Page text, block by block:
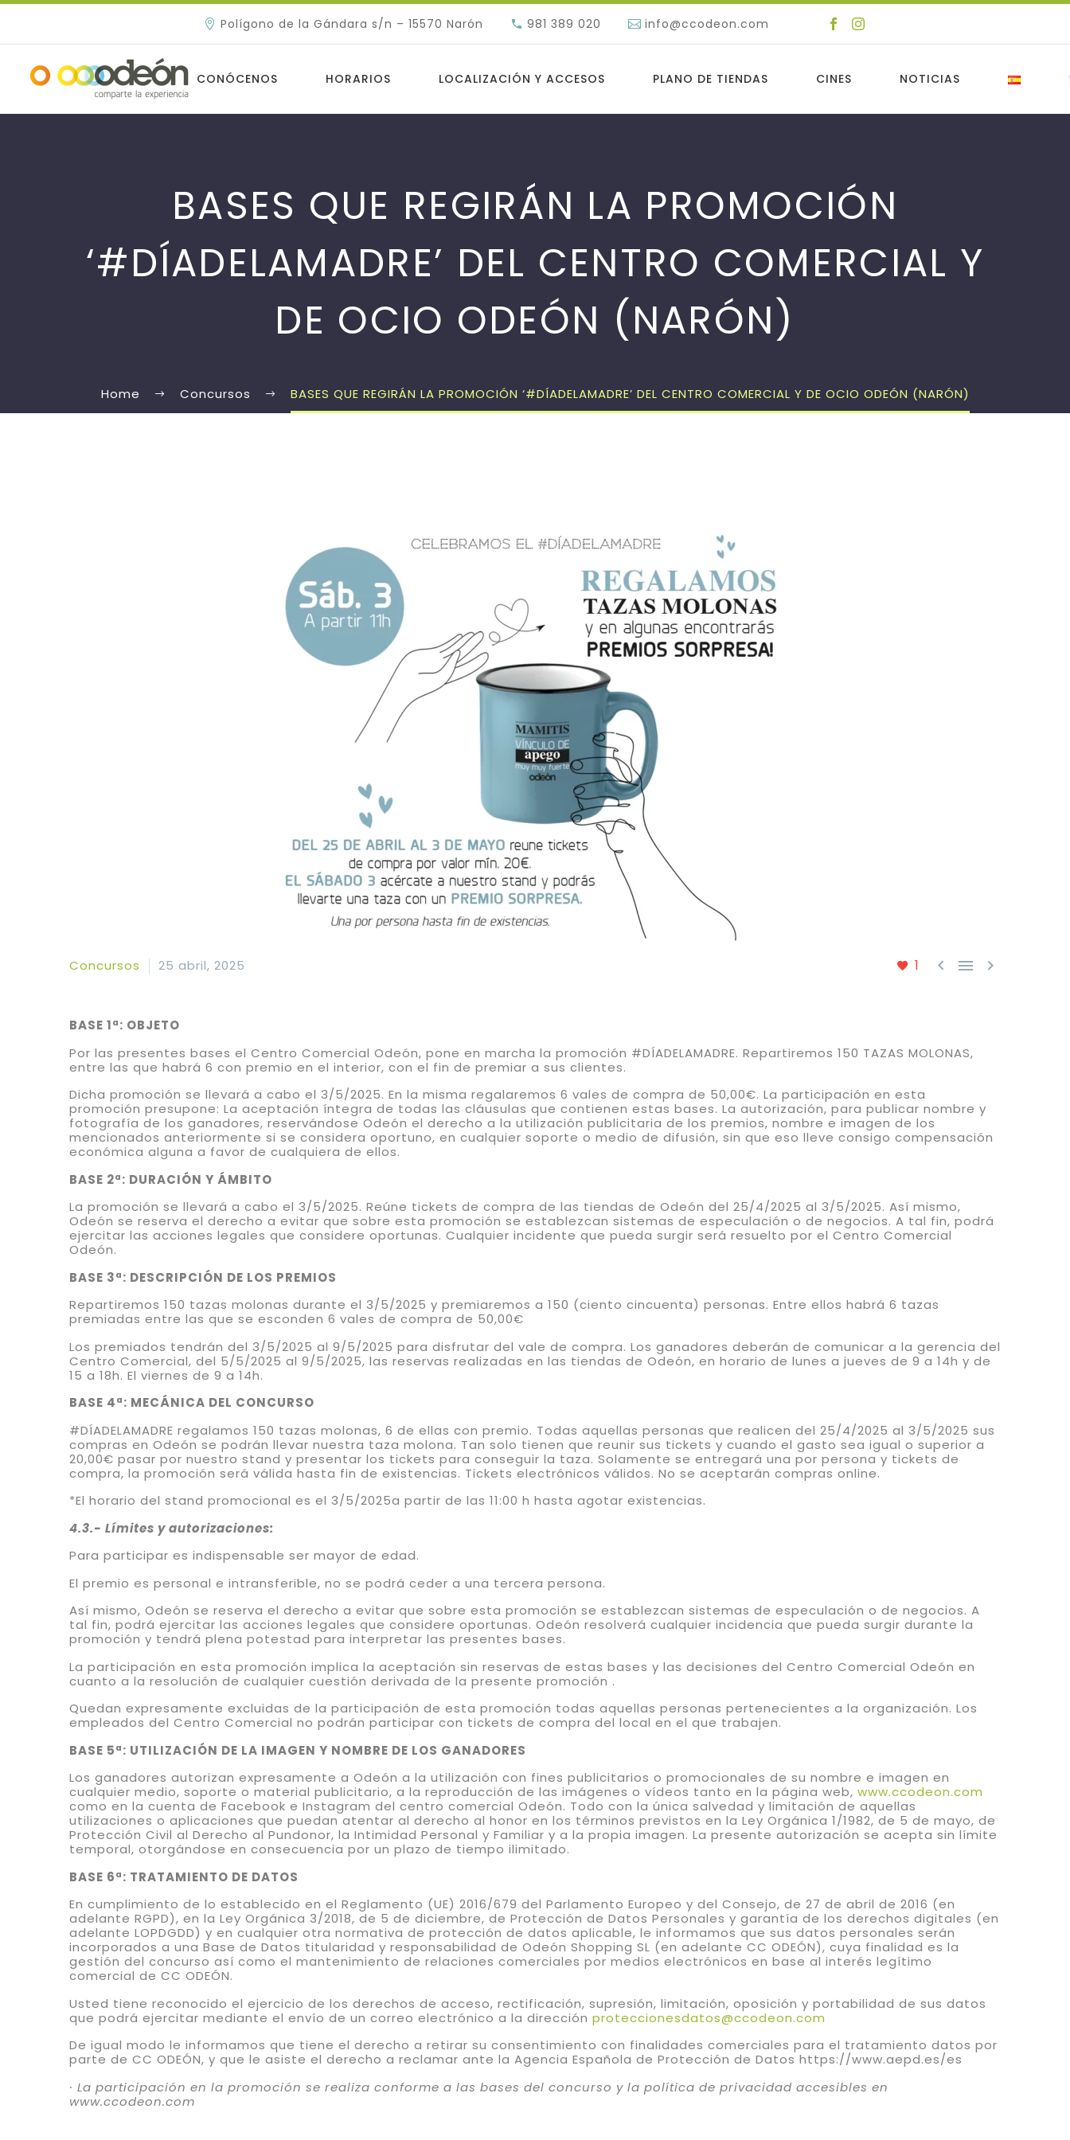
Polígono de la Gándara s/n – 15570 Narón 981 389 020 info@ccodeon.com
CONÓCENOS HORARIOS LOCALIZACIÓN Y ACCESOS PLANO DE TIENDAS CINES NOTICIAS
BASES QUE REGIRÁN LA PROMOCIÓN
‘#DÍADELAMADRE’ DEL CENTRO COMERCIAL Y
DE OCIO ODEÓN (NARÓN)
Home Concursos BASES QUE REGIRÁN LA PROMOCIÓN ‘#DÍADELAMADRE’ DEL CENTRO COMERCIAL Y DE OCIO ODEÓN (NARÓN)
1   
Concursos 25 abril, 2025
BASE 1ª: OBJETO
Por las presentes bases el Centro Comercial Odeón, pone en marcha la promoción #DÍADELAMADRE. Repartiremos 150 TAZAS MOLONAS,
entre las que habrá 6 con premio en el interior, con el fin de premiar a sus clientes.
Dicha promoción se llevará a cabo el 3/5/2025. En la misma regalaremos 6 vales de compra de 50,00€. La participación en esta
promoción presupone: La aceptación íntegra de todas las cláusulas que contienen estas bases. La autorización, para publicar nombre y
fotografía de los ganadores, reservándose Odeón el derecho a la utilización publicitaria de los premios, nombre e imagen de los
mencionados anteriormente si se considera oportuno, en cualquier soporte o medio de difusión, sin que eso lleve consigo compensación
económica alguna a favor de cualquiera de ellos.
BASE 2ª: DURACIÓN Y ÁMBITO
La promoción se llevará a cabo el 3/5/2025. Reúne tickets de compra de las tiendas de Odeón del 25/4/2025 al 3/5/2025. Así mismo,
Odeón se reserva el derecho a evitar que sobre esta promoción se establezcan sistemas de especulación o de negocios. A tal fin, podrá
ejercitar las acciones legales que considere oportunas. Cualquier incidente que pueda surgir será resuelto por el Centro Comercial
Odeón.
BASE 3ª: DESCRIPCIÓN DE LOS PREMIOS
Repartiremos 150 tazas molonas durante el 3/5/2025 y premiaremos a 150 (ciento cincuenta) personas. Entre ellos habrá 6 tazas
premiadas entre las que se esconden 6 vales de compra de 50,00€
Los premiados tendrán del 3/5/2025 al 9/5/2025 para disfrutar del vale de compra. Los ganadores deberán de comunicar a la gerencia del
Centro Comercial, del 5/5/2025 al 9/5/2025, las reservas realizadas en las tiendas de Odeón, en horario de lunes a jueves de 9 a 14h y de
15 a 18h. El viernes de 9 a 14h.
BASE 4ª: MECÁNICA DEL CONCURSO
#DÍADELAMADRE regalamos 150 tazas molonas, 6 de ellas con premio. Todas aquellas personas que realicen del 25/4/2025 al 3/5/2025 sus
compras en Odeón se podrán llevar nuestra taza molona. Tan solo tienen que reunir sus tickets y cuando el gasto sea igual o superior a
20,00€ pasar por nuestro stand y presentar los tickets para conseguir la taza. Solamente se entregará una por persona y tickets de
compra, la promoción será válida hasta fin de existencias. Tickets electrónicos válidos. No se aceptarán compras online.
*El horario del stand promocional es el 3/5/2025a partir de las 11:00 h hasta agotar existencias.
4.3.- Límites y autorizaciones:
Para participar es indispensable ser mayor de edad.
El premio es personal e intransferible, no se podrá ceder a una tercera persona.
Así mismo, Odeón se reserva el derecho a evitar que sobre esta promoción se establezcan sistemas de especulación o de negocios. A
tal fin, podrá ejercitar las acciones legales que considere oportunas. Odeón resolverá cualquier incidencia que pueda surgir durante la
promoción y tendrá plena potestad para interpretar las presentes bases.
La participación en esta promoción implica la aceptación sin reservas de estas bases y las decisiones del Centro Comercial Odeón en
cuanto a la resolución de cualquier cuestión derivada de la presente promoción .
Quedan expresamente excluidas de la participación de esta promoción todas aquellas personas pertenecientes a la organización. Los
empleados del Centro Comercial no podrán participar con tickets de compra del local en el que trabajen.
BASE 5ª: UTILIZACIÓN DE LA IMAGEN Y NOMBRE DE LOS GANADORES
Los ganadores autorizan expresamente a Odeón a la utilización con fines publicitarios o promocionales de su nombre e imagen en
cualquier medio, soporte o material publicitario, a la reproducción de las imágenes o vídeos tanto en la página web, www.ccodeon.com
como en la cuenta de Facebook e Instagram del centro comercial Odeón. Todo con la única salvedad y limitación de aquellas
utilizaciones o aplicaciones que puedan atentar al derecho al honor en los términos previstos en la Ley Orgánica 1/1982, de 5 de mayo, de
Protección Civil al Derecho al Pundonor, la Intimidad Personal y Familiar y a la propia imagen. La presente autorización se acepta sin límite
temporal, otorgándose en consecuencia por un plazo de tiempo ilimitado.
BASE 6ª: TRATAMIENTO DE DATOS
En cumplimiento de lo establecido en el Reglamento (UE) 2016/679 del Parlamento Europeo y del Consejo, de 27 de abril de 2016 (en
adelante RGPD), en la Ley Orgánica 3/2018, de 5 de diciembre, de Protección de Datos Personales y garantía de los derechos digitales (en
adelante LOPDGDD) y en cualquier otra normativa de protección de datos aplicable, le informamos que sus datos personales serán
incorporados a una Base de Datos titularidad y responsabilidad de Odeón Shopping SL (en adelante CC ODEÓN), cuya finalidad es la
gestión del concurso así como el mantenimiento de relaciones comerciales por medios electrónicos en base al interés legítimo
comercial de CC ODEÓN.
Usted tiene reconocido el ejercicio de los derechos de acceso, rectificación, supresión, limitación, oposición y portabilidad de sus datos
que podrá ejercitar mediante el envío de un correo electrónico a la dirección proteccionesdatos@ccodeon.com
De igual modo le informamos que tiene el derecho a retirar su consentimiento con finalidades comerciales para el tratamiento datos por
parte de CC ODEÓN, y que le asiste el derecho a reclamar ante la Agencia Española de Protección de Datos https://www.aepd.es/es
∙ La participación en la promoción se realiza conforme a las bases del concurso y la política de privacidad accesibles en
www.ccodeon.com